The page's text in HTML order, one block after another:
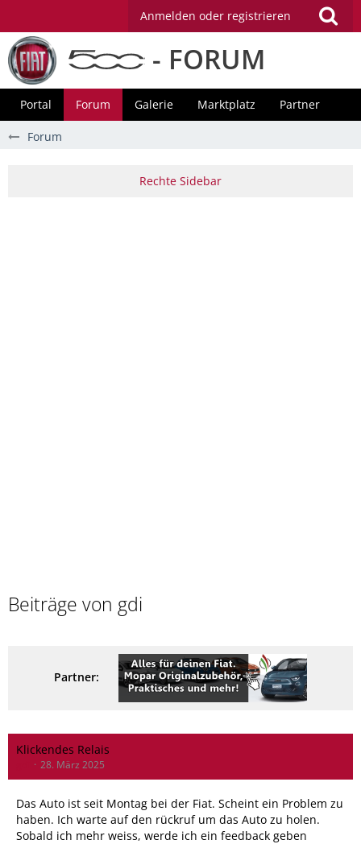
Anmelden oder registrieren
- FORUM
Portal Forum Galerie Marktplatz Partner
Forum
Beiträge von gdi
Partner:
Klickendes Relais
28. März 2025
Das Auto ist seit Montag bei der Fiat. Scheint ein Problem zu
haben. Ich warte auf den rückruf um das Auto zu holen.
Sobald ich mehr weiss, werde ich ein feedback geben